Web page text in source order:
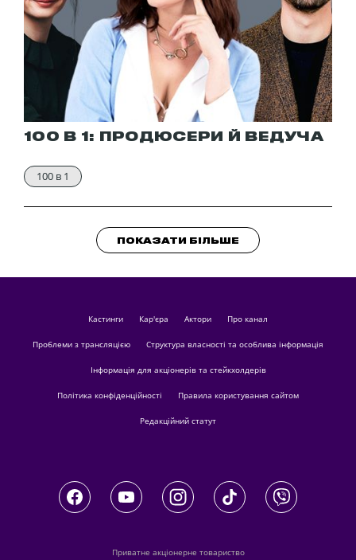
100 В 1: ПРОДЮСЕРИ Й ВЕДУЧА
100 в 1
ПОКАЗАТИ БІЛЬШЕ
кастинги Кар'єра актори Про канал
Проблеми з трансляцією Структура власності та особлива інформація
Інформація для акціонерів та стейкхолдерів
Політика конфіденційності Правила користування сайтом
Редакційний статут
Приватне акціонерне товариство